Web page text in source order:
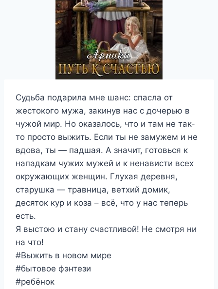
Судьба подарила мне шанс: спасла от
жестокого мужа, закинув нас с дочерью в
чужой мир. Но оказалось, что и там не так-
то просто выжить. Если ты не замужем и не
вдова, ты — падшая. А значит, готовься к
нападкам чужих мужей и к ненависти всех
окружающих женщин. Глухая деревня,
старушка — травница, ветхий домик,
десяток кур и коза – всё, что у нас теперь
есть.
Я выстою и стану счастливой! Не смотря ни
на что!
#Выжить в новом мире
#бытовое фэнтези
#ребёнок